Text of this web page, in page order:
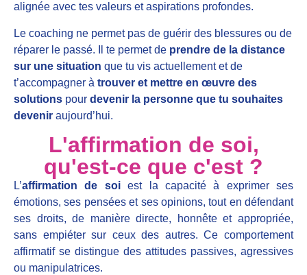
alignée avec tes valeurs et aspirations profondes.
Le coaching ne permet pas de guérir des blessures ou de
réparer le passé. Il te permet de prendre de la distance
sur une situation que tu vis actuellement et de
t’accompagner à trouver et mettre en œuvre des
solutions pour devenir la personne que tu souhaites
devenir aujourd’hui.
L'affirmation de soi,
qu'est-ce que c'est ?
L’affirmation de soiest la capacité à exprimer ses
émotions, ses pensées et ses opinions, tout en défendant
ses droits, de manière directe, honnête et appropriée,
sans empiéter sur ceux des autres. Ce comportement
affirmatif se distingue des attitudes passives, agressives
ou manipulatrices.